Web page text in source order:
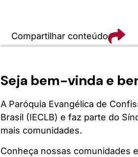
Compartilhar conteúdo
Seja bem-vinda e
A Paróquia Evangélica de
Brasil (IECLB) e faz parte do
mais comunidades.
Conheça nossas comunidades